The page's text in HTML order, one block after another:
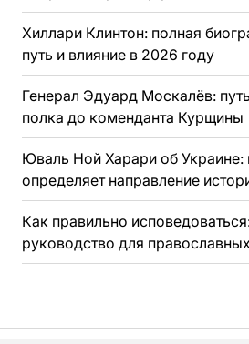
Хиллари Клинтон: полная
путь и влияние в 2026 году
Генерал Эдуард Москалёв:
полка до коменданта Курщины
Юваль Ной Харари об Украине:
определяет направление
Как правильно
руководство для